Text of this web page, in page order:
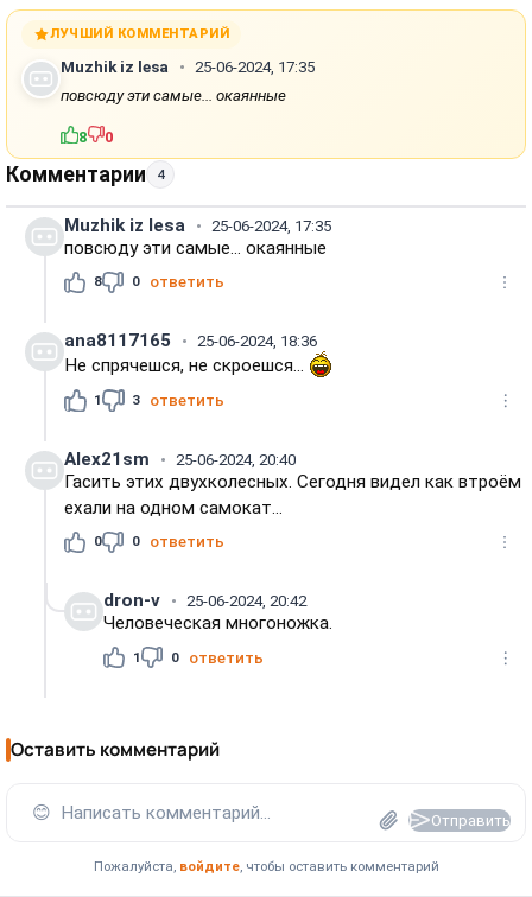
ЛУЧШИЙ КОММЕНТАРИЙ
Muzhik iz lesа
25-06-2024, 17:35
повсюду эти самые... окаянные
8 0
Комментарии 4
Muzhik iz lesа 25-06-2024, 17:35
повсюду эти самые... окаянные
8 0 ответить
ana8117165 25-06-2024, 18:36
Не спрячешся, не скроешся...
1 3 ответить
Alex21sm 25-06-2024, 20:40
Гасить этих двухколесных. Сегодня видел как втроём
ехали на одном самокат...
0 0 ответить
dron-v 25-06-2024, 20:42
Человеческая многоножка.
1 0 ответить
Оставить комментарий
😊 Написать комментарий... Отправить
Пожалуйста, войдите, чтобы оставить комментарий